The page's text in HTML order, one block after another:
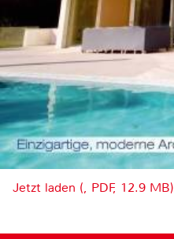
Jetzt laden (, PDF, 12.9 MB)